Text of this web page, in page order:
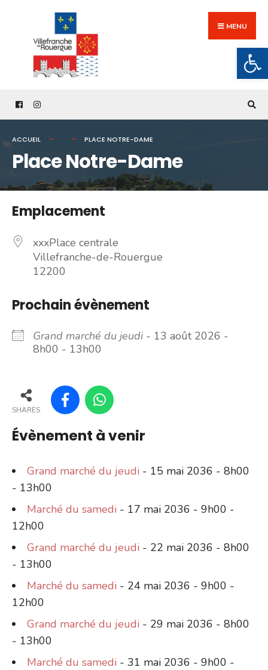
content
MENU
ACCUEIL PLACE NOTRE-DAME
Place Notre-Dame
Emplacement
xxxPlace centrale
Villefranche-de-Rouergue
12200
Prochain évènement
Grand marché du jeudi - 13 août 2026 -
8h00 - 13h00
SHARES
Évènement à venir
Grand marché du jeudi - 15 mai 2036 - 8h00
- 13h00
Marché du samedi - 17 mai 2036 - 9h00 -
12h00
Grand marché du jeudi - 22 mai 2036 - 8h00
- 13h00
Marché du samedi - 24 mai 2036 - 9h00 -
12h00
Grand marché du jeudi - 29 mai 2036 - 8h00
- 13h00
Marché du samedi - 31 mai 2036 - 9h00 -